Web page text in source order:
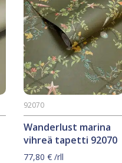
Wanderlust marina
vihreä tapetti 92070
92070
77,80 €/rll